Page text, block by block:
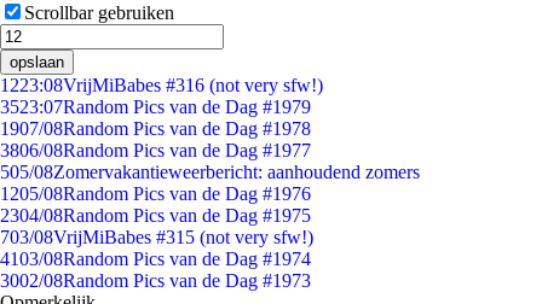
Scrollbar gebruiken
opslaan
1223:08VrijMiBabes #316 (not very sfw!)
3523:07Random Pics van de Dag #1979
1907/08Random Pics van de Dag #1978
3806/08Random Pics van de Dag #1977
505/08Zomervakantieweerbericht: aanhoudend zomers
1205/08Random Pics van de Dag #1976
2304/08Random Pics van de Dag #1975
703/08VrijMiBabes #315 (not very sfw!)
4103/08Random Pics van de Dag #1974
3002/08Random Pics van de Dag #1973